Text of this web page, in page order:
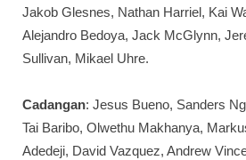
Jakob Glesnes, Nathan Harriel, Kai
Alejandro Bedoya, Jack McGlynn,
Sullivan, Mikael Uhre.
Cadangan: Jesus Bueno, Sanders
Tai Baribo, Olwethu Makhanya,
Adedeji, David Vazquez, Andrew